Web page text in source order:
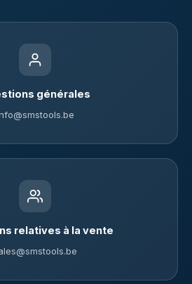
générales
relatives à la vente